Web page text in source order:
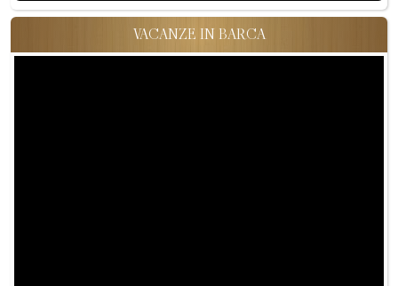
VACANZE IN BARCA